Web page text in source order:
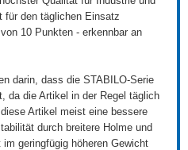
für den täglichen Einsatz
10 Punkten - erkennbar an
darin, dass die STABILO-Serie
da die Artikel in der Regel täglich
Artikel meist eine bessere
durch breitere Holme und
geringfügig höheren Gewicht